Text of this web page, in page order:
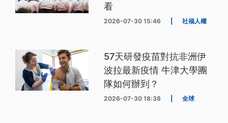
看
2026-07-30 15:46 社福人權
57天研發疫苗對抗非洲伊
波拉最新疫情 牛津大學團
隊如何辦到？
2026-07-30 18:38 全球